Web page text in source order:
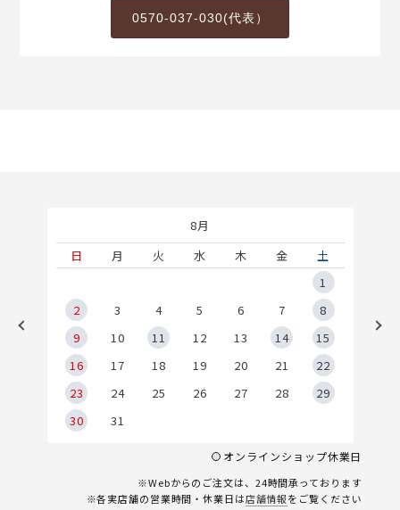
0570-037-030(代表）
8月
日
月 火 水 木 金
土
1
2
3 4 5 6 7
8
9
10 11 12 13 14
15
16
17 18 19 20 21
22
23
24 25 26 27 28
29
30
31
オンラインショップ休業日
※Webからのご注文は、24時間承っております
※各実店舗の営業時間・休業日は店舗情報をご覧ください